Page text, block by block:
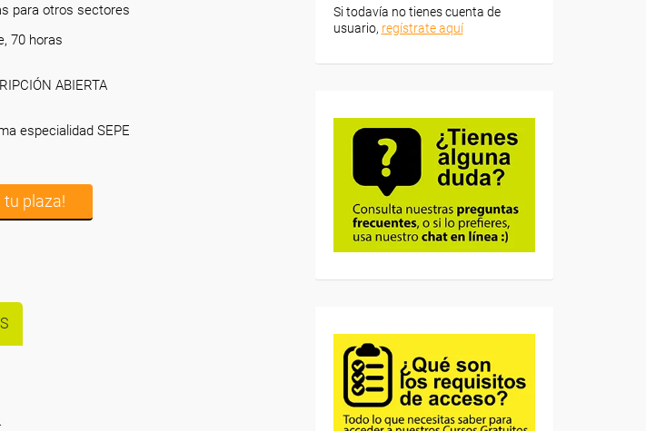
para otros sectores
70 horas
ABIERTA
especialidad SEPE
tu plaza!
Si todavía no tienes cuenta de
usuario, regístrate aquí